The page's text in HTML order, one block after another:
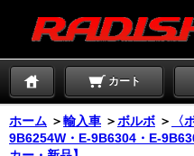
カート
ホーム ＞輸入車 ＞ボルボ ＞
〈
9B6254W・E-9B6304・E-